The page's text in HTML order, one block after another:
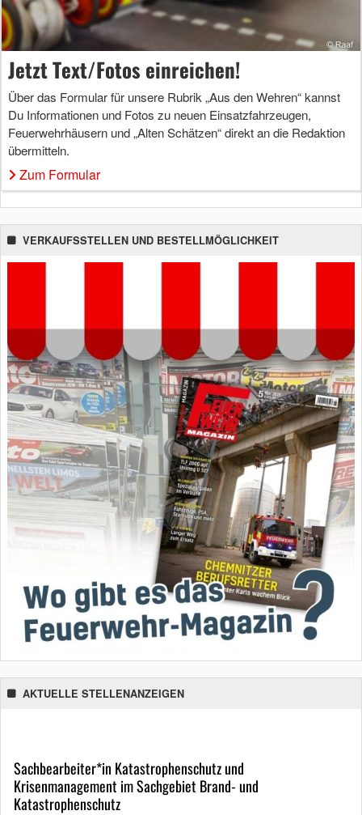
Jetzt Text/Fotos einreichen!
Über das Formular für unsere Rubrik „Aus den Wehren“ kannst
Du Informationen und Fotos zu neuen Einsatzfahrzeugen,
Feuerwehrhäusern und „Alten Schätzen“ direkt an die Redaktion
übermitteln.
Zum Formular
VERKAUFSSTELLEN UND BESTELLMÖGLICHKEIT
AKTUELLE STELLENANZEIGEN
Sachbearbeiter*in Katastrophenschutz und
Krisenmanagement im Sachgebiet Brand- und
Katastrophenschutz